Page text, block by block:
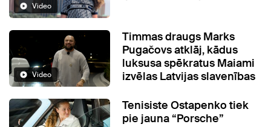
Video
Video
Timmas draugs Marks
Pugačovs atklāj, kādus
luksusa spēkratus Maiami
izvēlas Latvijas slavenības
Tenisiste Ostapenko tiek
pie jauna “Porsche”